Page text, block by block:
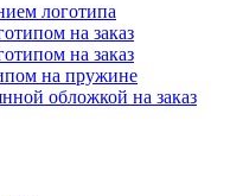
логотипа
на заказ
на заказ
на пружине
обложкой на заказ